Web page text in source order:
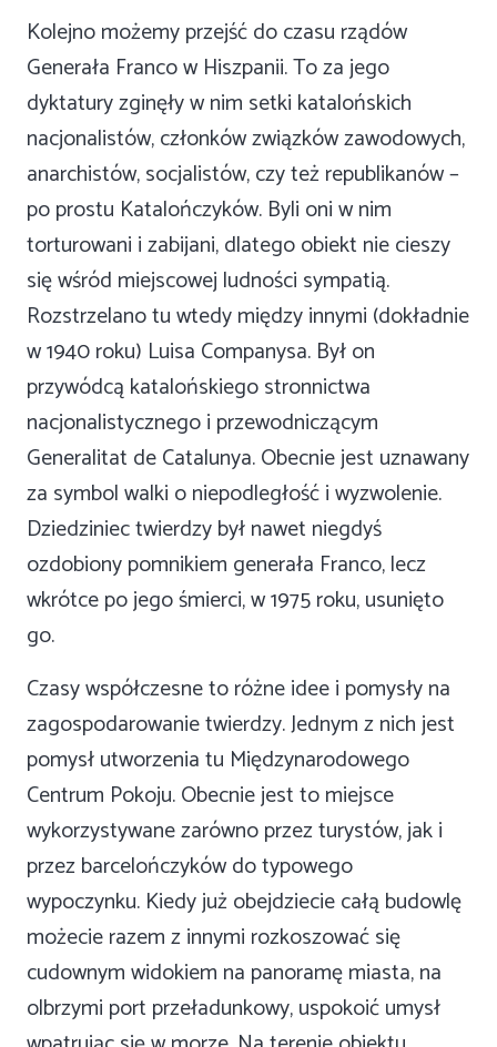
Kolejno możemy przejść do czasu rządów
Generała Franco w Hiszpanii. To za jego
dyktatury zginęły w nim setki katalońskich
nacjonalistów, członków związków zawodowych,
anarchistów, socjalistów, czy też republikanów –
po prostu Katalończyków. Byli oni w nim
torturowani i zabijani, dlatego obiekt nie cieszy
się wśród miejscowej ludności sympatią.
Rozstrzelano tu wtedy między innymi (dokładnie
w 1940 roku) Luisa Companysa. Był on
przywódcą katalońskiego stronnictwa
nacjonalistycznego i przewodniczącym
Generalitat de Catalunya. Obecnie jest uznawany
za symbol walki o niepodległość i wyzwolenie.
Dziedziniec twierdzy był nawet niegdyś
ozdobiony pomnikiem generała Franco, lecz
wkrótce po jego śmierci, w 1975 roku, usunięto
go.
Czasy współczesne to różne idee i pomysły na
zagospodarowanie twierdzy. Jednym z nich jest
pomysł utworzenia tu Międzynarodowego
Centrum Pokoju. Obecnie jest to miejsce
wykorzystywane zarówno przez turystów, jak i
przez barcelończyków do typowego
wypoczynku. Kiedy już obejdziecie całą budowlę
możecie razem z innymi rozkoszować się
cudownym widokiem na panoramę miasta, na
olbrzymi port przeładunkowy, uspokoić umysł